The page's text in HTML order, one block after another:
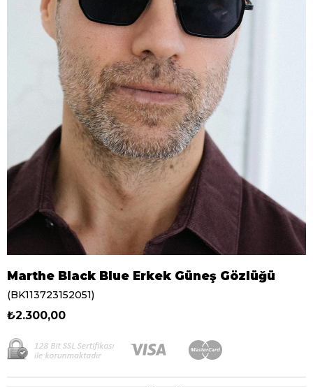
Marthe Black Blue Erkek Güneş Gözlüğü
(BK113723152051)
₺2.300,00